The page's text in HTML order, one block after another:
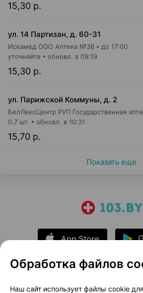
15,30 р.
ул. 14 Партизан, д. 60-31
Искамед ООО Аптека №38 до 17:00
15,30 р.
уточняйте обновл. в 09:19
ул. Парижской Коммуны, д. 2
15,70 р.
0.7 шт. обновл. в 10:31
Показать еще
О проекте Новости
Обработка файлов
Наш сайт использует файлы cookie